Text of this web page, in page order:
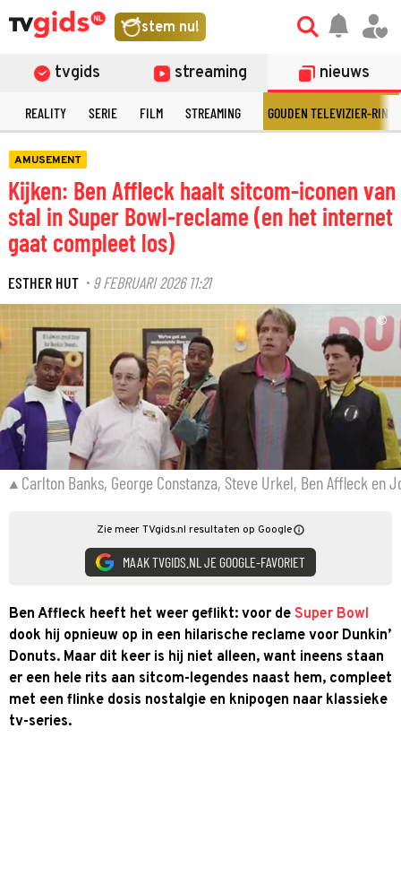
stem nu!
tvgids streaming nieuws
REALITY SERIE FILM STREAMING GOUDEN TELEVIZIER-RING
AMUSEMENT
Kijken: Ben Affleck haalt sitcom-iconen van
stal in Super Bowl-reclame (en het internet
gaat compleet los)
ESTHER HUT · 9 FEBRUARI 2026 11:21
©
Carlton Banks, George Constanza, Steve Urkel, Ben Affleck en
Zie meer TVgids.nl resultaten op Google
MAAK TVGIDS.NL JE GOOGLE-FAVORIET
Ben Affleck heeft het weer geflikt: voor de Super Bowl
dook hij opnieuw op in een hilarische reclame voor Dunkin’
Donuts. Maar dit keer is hij niet alleen, want ineens staan
er een hele rits aan sitcom-legendes naast hem, compleet
met een flinke dosis nostalgie en knipogen naar klassieke
tv-series.